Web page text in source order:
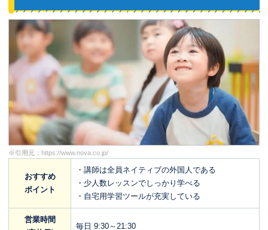
※引用元： https://www.nova.co.jp/
おすすめ
ポイント
・講師は全員ネイティブの外国人である
・少人数レッスンでしっかり学べる
・自宅用学習ツールが充実している
営業時間
毎日 9:30～21:30